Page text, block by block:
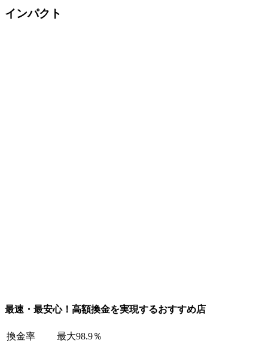
インパクト
最速・最安心！高額換金を実現するおすすめ店
換金率
最大98.9％